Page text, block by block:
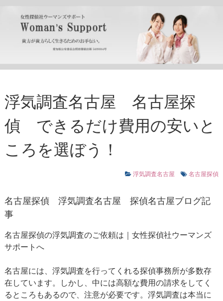
浮気調査名古屋 名古屋探
偵 できるだけ費用の安いと
ころを選ぼう！
浮気調査名古屋 名古屋探偵
名古屋探偵 浮気調査名古屋 探偵名古屋ブログ記
事
名古屋探偵の浮気調査のご依頼は｜女性探偵社ウーマンズ
サポートへ
名古屋には、浮気調査を行ってくれる探偵事務所が多数存
在しています。しかし、中には高額な費用の請求をしてく
るところもあるので、注意が必要です。浮気調査は本当に